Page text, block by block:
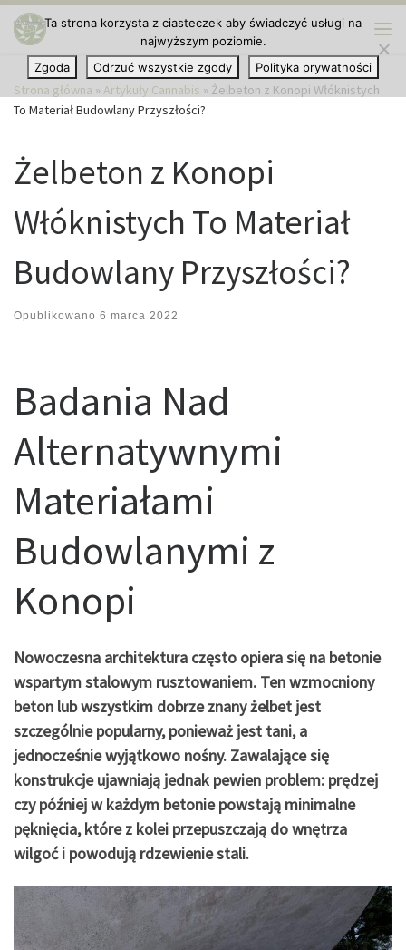
Przejdź do treści
Strona główna » Artykuły Cannabis » Żelbeton z Konopi Włóknistych
To Materiał Budowlany Przyszłości?
Żelbeton z Konopi
Włóknistych To Materiał
Budowlany Przyszłości?
Opublikowano 6 marca 2022
Badania Nad
Alternatywnymi
Materiałami
Budowlanymi z
Konopi
Nowoczesna architektura często opiera się na betonie
wspartym stalowym rusztowaniem. Ten wzmocniony
beton lub wszystkim dobrze znany żelbet jest
szczególnie popularny, ponieważ jest tani, a
jednocześnie wyjątkowo nośny. Zawalające się
konstrukcje ujawniają jednak pewien problem: prędzej
czy później w każdym betonie powstają minimalne
pęknięcia, które z kolei przepuszczają do wnętrza
wilgoć i powodują rdzewienie stali.
Ta strona korzysta z ciasteczek aby świadczyć usługi na
najwyższym poziomie.
Zgoda
Odrzuć wszystkie zgody Polityka prywatności